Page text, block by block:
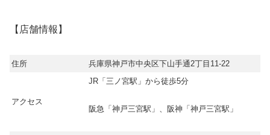
【店舗情報】
住所 兵庫県神戸市中央区下山手通2丁目11-22
アクセス
JR「三ノ宮駅」から徒歩5分
阪急「神戸三宮駅」、阪神「神戸三宮駅」